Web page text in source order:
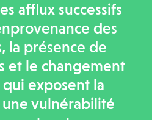
afflux successifs
des
la présence de
et le changement
exposent la
vulnérabilité